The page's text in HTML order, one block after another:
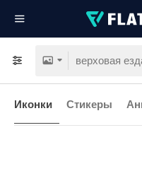
Иконки Стикеры